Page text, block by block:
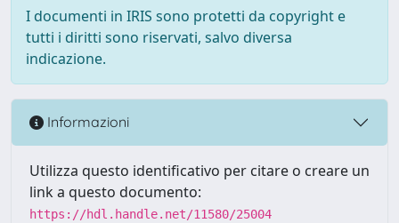
I documenti in IRIS sono protetti da copyright e
tutti i diritti sono riservati, salvo diversa
indicazione.
Informazioni
Utilizza questo identificativo per citare o creare un
link a questo documento:
https://hdl.handle.net/11580/25004